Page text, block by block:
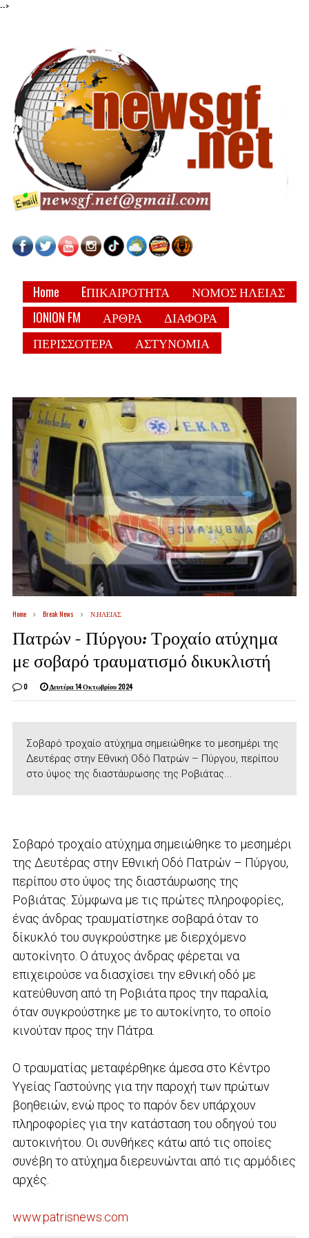
-->
Home EΠΙΚΑΙΡΟΤΗΤΑ
ΝΟΜΟΣ ΗΛΕΙΑΣ
IONION FM
ΑΡΘΡΑ
ΔΙΑΦΟΡΑ
ΠΕΡΙΣΣΟΤΕΡΑ
ΑΣΤΥΝΟΜΙΑ
Home Break News Ν.ΗΛΕΙΑΣ
Πατρών – Πύργου: Τροχαίο ατύχημα
με σοβαρό τραυματισμό δικυκλιστή
0 Δευτέρα 14 Οκτωβρίου 2024
Σοβαρό τροχαίο ατύχημα σημειώθηκε το μεσημέρι της
Δευτέρας στην Εθνική Οδό Πατρών – Πύργου, περίπου
στο ύψος της διαστάυρωσης της Ροβιάτας...
Σοβαρό τροχαίο ατύχημα σημειώθηκε το μεσημέρι
της Δευτέρας στην Εθνική Οδό Πατρών – Πύργου,
περίπου στο ύψος της διαστάυρωσης της
Ροβιάτας. Σύμφωνα με τις πρώτες πληροφορίες,
ένας άνδρας τραυματίστηκε σοβαρά όταν το
δίκυκλό του συγκρούστηκε με διερχόμενο
αυτοκίνητο. Ο άτυχος άνδρας φέρεται να
επιχειρούσε να διασχίσει την εθνική οδό με
κατεύθυνση από τη Ροβιάτα προς την παραλία,
όταν συγκρούστηκε με το αυτοκίνητο, το οποίο
κινούταν προς την Πάτρα.
Ο τραυματίας μεταφέρθηκε άμεσα στο Κέντρο
Υγείας Γαστούνης για την παροχή των πρώτων
βοηθειών, ενώ προς το παρόν δεν υπάρχουν
πληροφορίες για την κατάσταση του οδηγού του
αυτοκινήτου. Οι συνθήκες κάτω από τις οποίες
συνέβη το ατύχημα διερευνώνται από τις αρμόδιες
αρχές.
www.patrisnews.com